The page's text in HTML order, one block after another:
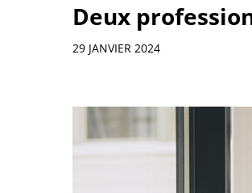
Deux
Informations
29 JANVIER 2024